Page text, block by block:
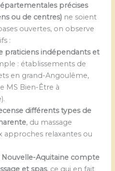
précises
ou de centres) ne soient
ouvertes, on observe
:
praticiens indépendants et
: établissements de
en grand-Angoulême,
MS Bien-Être à
différents types de
, du massage
approches relaxantes ou
Nouvelle-Aquitaine compte
et spas, ce qui en fait